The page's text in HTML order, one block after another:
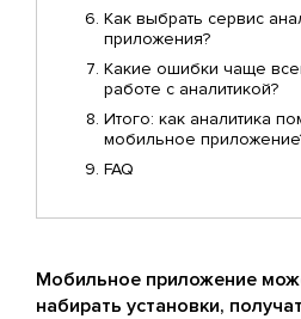
Как выбрать сервис
приложения?
Какие ошибки чаще
работе с аналитикой?
Итого: как аналитика
мобильное
FAQ
Мобильное приложение
набирать установки,